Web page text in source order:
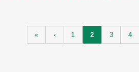
« ‹ 1 2 3 4